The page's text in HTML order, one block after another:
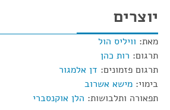
יוצרים
מאת: וויליס הול
תרגום: רות כהן
תרגום פזמונים: דן אלמגור
בימוי: מישא אשרוב
תפאורה ותלבושות: הלן אוקנסברי